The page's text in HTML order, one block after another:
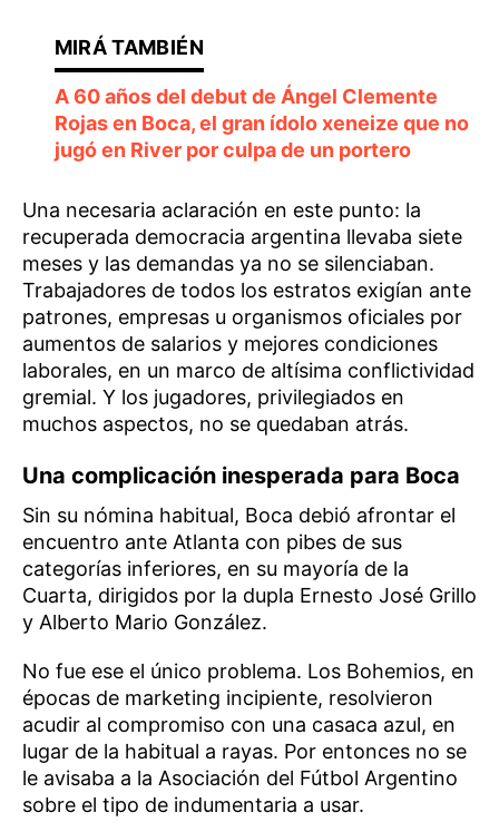
A 60 años del debut de Ángel Clemente
Rojas en Boca, el gran ídolo xeneize que no
jugó en River por culpa de un portero
Una necesaria aclaración en este punto: la
recuperada democracia argentina llevaba siete
meses y las demandas ya no se silenciaban.
Trabajadores de todos los estratos exigían ante
patrones, empresas u organismos oficiales por
aumentos de salarios y mejores condiciones
laborales, en un marco de altísima conflictividad
gremial. Y los jugadores, privilegiados en
muchos aspectos, no se quedaban atrás.
Una complicación inesperada para Boca
Sin su nómina habitual, Boca debió afrontar el
encuentro ante Atlanta con pibes de sus
categorías inferiores, en su mayoría de la
Cuarta, dirigidos por la dupla Ernesto José Grillo
y Alberto Mario González.
No fue ese el único problema. Los Bohemios, en
épocas de marketing incipiente, resolvieron
acudir al compromiso con una casaca azul, en
lugar de la habitual a rayas. Por entonces no se
le avisaba a la Asociación del Fútbol Argentino
sobre el tipo de indumentaria a usar.